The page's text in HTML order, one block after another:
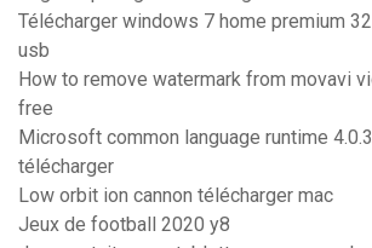
Télécharger windows 7 home premium
usb
How to remove watermark from movavi
free
Microsoft common language runtime
télécharger
Low orbit ion cannon télécharger mac
Jeux de football 2020 y8